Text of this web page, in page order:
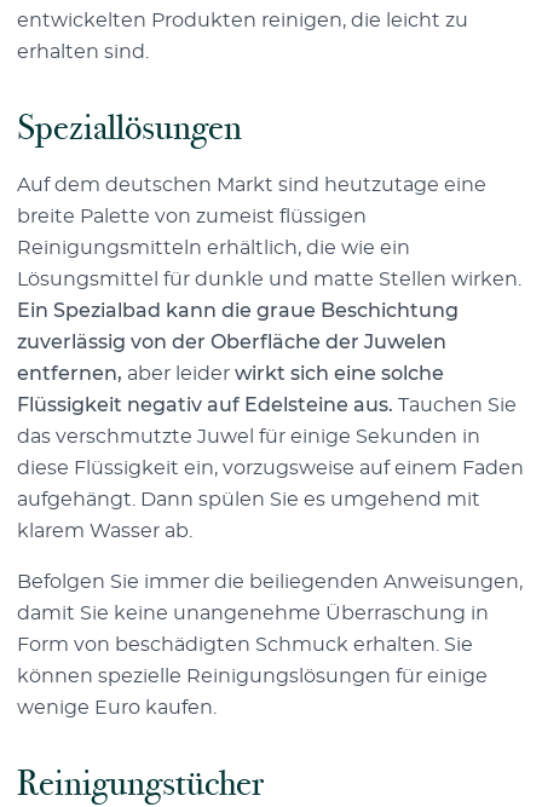
entwickelten Produkten reinigen, die leicht zu
erhalten sind.
Speziallösungen
Auf dem deutschen Markt sind heutzutage eine
breite Palette von zumeist flüssigen
Reinigungsmitteln erhältlich, die wie ein
Lösungsmittel für dunkle und matte Stellen wirken.
Ein Spezialbad kann die graue Beschichtung
zuverlässig von der Oberfläche der Juwelen
entfernen, aber leider wirkt sich eine solche
Flüssigkeit negativ auf Edelsteine aus. Tauchen Sie
das verschmutzte Juwel für einige Sekunden in
diese Flüssigkeit ein, vorzugsweise auf einem Faden
aufgehängt. Dann spülen Sie es umgehend mit
klarem Wasser ab.
Befolgen Sie immer die beiliegenden Anweisungen,
damit Sie keine unangenehme Überraschung in
Form von beschädigten Schmuck erhalten. Sie
können spezielle Reinigungslösungen für einige
wenige Euro kaufen.
Reinigungstücher